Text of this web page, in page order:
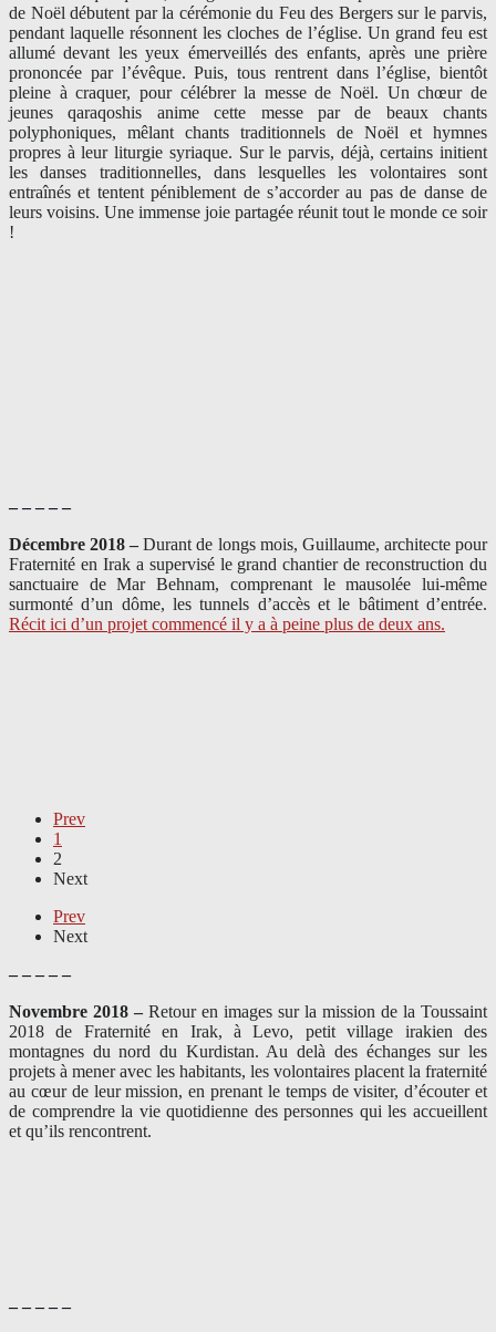
de Noël débutent par la cérémonie du Feu des Bergers sur le parvis,
pendant laquelle résonnent les cloches de l’église. Un grand feu est
allumé devant les yeux émerveillés des enfants, après une prière
prononcée par l’évêque. Puis, tous rentrent dans l’église, bientôt
pleine à craquer, pour célébrer la messe de Noël. Un chœur de
jeunes qaraqoshis anime cette messe par de beaux chants
polyphoniques, mêlant chants traditionnels de Noël et hymnes
propres à leur liturgie syriaque. Sur le parvis, déjà, certains initient
les danses traditionnelles, dans lesquelles les volontaires sont
entraînés et tentent péniblement de s’accorder au pas de danse de
leurs voisins. Une immense joie partagée réunit tout le monde ce soir
!
– – – – –
Décembre 2018 –Durant de longs mois, Guillaume, architecte pour
Fraternité en Irak a supervisé le grand chantier de reconstruction du
sanctuaire de Mar Behnam, comprenant le mausolée lui-même
surmonté d’un dôme, les tunnels d’accès et le bâtiment d’entrée.
Récit ici d’un projet commencé il y a à peine plus de deux ans.
Prev
1
2
Next
Prev
Next
– – – – –
Novembre 2018 – Retour en images sur la mission de la Toussaint
2018 de Fraternité en Irak, à Levo, petit village irakien des
montagnes du nord du Kurdistan. Au delà des échanges sur les
projets à mener avec les habitants, les volontaires placent la fraternité
au cœur de leur mission, en prenant le temps de visiter, d’écouter et
de comprendre la vie quotidienne des personnes qui les accueillent
et qu’ils rencontrent.
– – – – –